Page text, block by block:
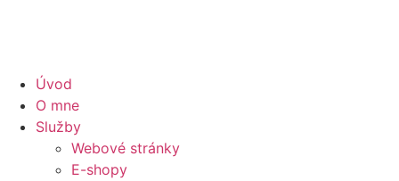
Úvod
O mne
Služby
Webové stránky
E-shopy